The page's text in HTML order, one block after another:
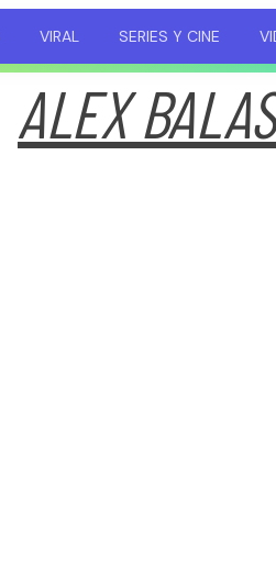
VIRAL SERIES Y CINE
ALEX